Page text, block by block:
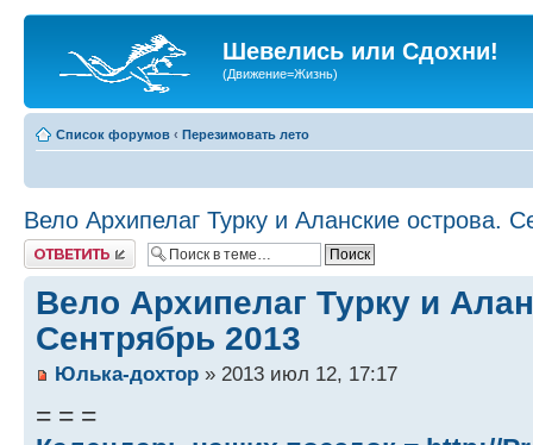
Шевелись или Сдохни!
(Движение=Жизнь)
Список форумов ‹ Перезимовать лето
Вело Архипелаг Турку и Аланские острова.
Ответить
Вело Архипелаг Турку и
Сентрябрь 2013
Юлька-дохтор » 2013 июл 12, 17:17
= = =